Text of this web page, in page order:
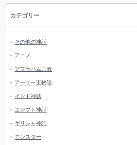
カテゴリー
その他の神話
アニメ
アブラハム宗教
アーサー王物語
インド神話
エジプト神話
ギリシャ神話
モンスター